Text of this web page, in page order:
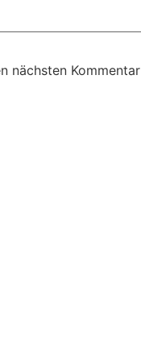
nächsten Kommentar